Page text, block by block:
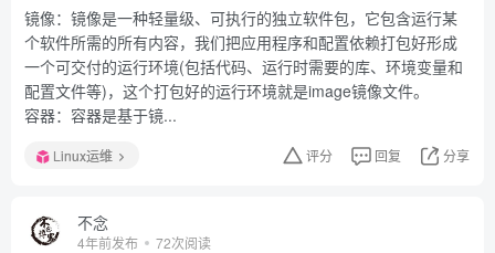
镜像：镜像是一种轻量级、可执行的独立软件包，它包含运行某
个软件所需的所有内容，我们把应用程序和配置依赖打包好形成
一个可交付的运行环境(包括代码、运行时需要的库、环境变量和
配置文件等)，这个打包好的运行环境就是image镜像文件。
容器：容器是基于镜...
Linux运维 评分 回复 分享
不念
4年前发布 72次阅读